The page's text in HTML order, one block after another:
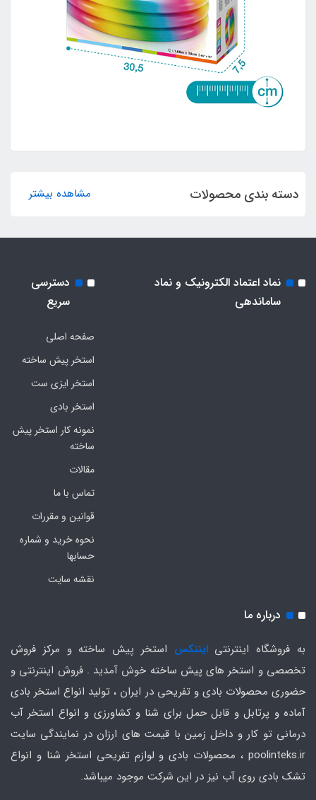
دسته بندی محصولات مشاهده بیشتر
نماد اعتماد الکترونیک و نماد
ساماندهی
دسترسی
سریع
صفحه اصلی
استخر پیش ساخته
استخر ایزی ست
استخر بادی
نمونه کار استخر پیش
ساخته
مقالات
تماس با ما
قوانین و مقررات
نحوه خرید و شماره
حسابها
نقشه سایت
درباره ما
به فروشگاه اینترنتیاینتکس استخر پیش ساخته و مرکز فروش
تخصصی و استخر های پیش ساخته خوش آمدید . فروش اینترنتی و
حضوری محصولات بادی و تفریحی در ایران ، تولید انواع استخر بادی
آماده و پرتابل و قابل حمل برای شنا و کشاورزی و انواع استخر آب
درمانی تو کار و داخل زمین با قیمت های ارزان در نمایندگی سایت
poolinteks.ir ، محصولات بادی و لوازم تفریحی استخر شنا و انواع
تشک بادی روی آب نیز در این شرکت موجود میباشد.